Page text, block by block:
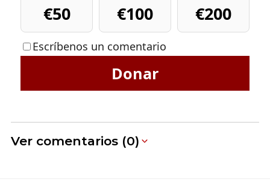
€50
€100 €200
Escríbenos un comentario
Donar
Ver comentarios (0)